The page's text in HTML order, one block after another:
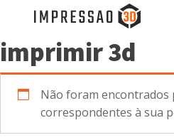
imprimir 3d
Não foram encontrados
correspondentes à sua